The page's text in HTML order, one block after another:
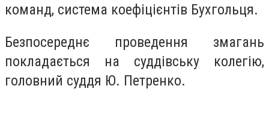
команд, система коефіцієнтів Бухгольця.
Безпосереднє проведення змагань
покладається на суддівську колегію,
головний суддя Ю. Петренко.